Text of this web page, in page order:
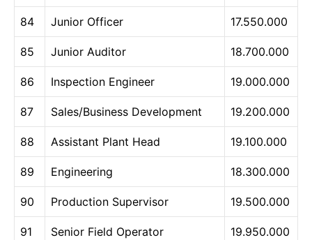
84 Junior Officer 17.550.000
85 Junior Auditor 18.700.000
86 Inspection Engineer 19.000.000
87 Sales/Business Development 19.200.000
88 Assistant Plant Head 19.100.000
89 Engineering 18.300.000
90 Production Supervisor 19.500.000
91 Senior Field Operator 19.950.000